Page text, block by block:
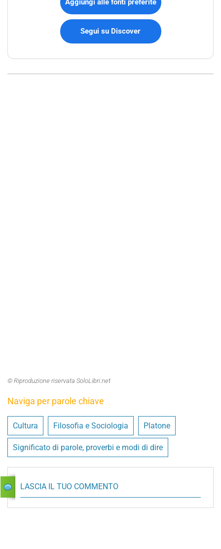
Aggiungi alle fonti preferite
Segui su Discover
© Riproduzione riservata SoloLibri.net
Naviga per parole chiave
Cultura Filosofia e Sociologia Platone
Significato di parole, proverbi e modi di dire
LASCIA IL TUO COMMENTO